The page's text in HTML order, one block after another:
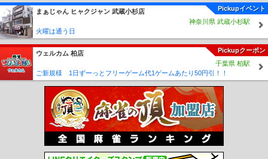
駅
京急富岡駅 能見台駅 金沢文庫駅 金沢八景駅 追浜駅 京急田浦駅
安針塚
駅
逸見駅 京急大津駅
馬堀海岸
駅
浦賀駅 港町駅 鈴木町駅
六
浦駅
神武寺駅 新逗子駅 新大津駅 北久里浜駅 ＹＲＰ野比駅 京急長沢駅
津久
井浜駅
三浦海岸駅 三崎口駅 星川駅
和田町駅
上星川駅
瀬谷駅
相模大塚
駅
さがみ野駅 かしわ台駅 南万騎が原駅 緑園都市駅 弥生台駅 いずみ野駅
ゆめが丘駅 新高島駅 みなとみらい駅 馬車道駅 日本大通り駅
緑町駅 井細田駅 五百羅漢駅 穴部駅 飯田岡駅 相模沼田駅
和田河原駅 富士フイルム前駅 大雄山駅 中川駅 センター北駅
仲町台駅 新羽駅 北新横浜駅 岸根公園駅 片倉町駅 三ツ沢上町駅
高島町駅 伊勢佐木長者町駅 阪東橋駅 吉野町駅 蒔田駅
上永谷駅 下永谷駅 舞岡駅 踊場駅 中田駅 立場駅
鳥浜駅 並木北駅 並木中央駅 幸浦駅 産業振興センター駅 福浦駅
Pickupイベント
まぁじゃん ヒャクジャン 武蔵小杉店
神奈川県 武蔵小杉駅
火曜は通う日
Pickupクーポン
ウェルカム 柏店
千葉県 柏駅
ご新規様 1日ずーっとフリーゲーム代1ゲームあたり50円引！！